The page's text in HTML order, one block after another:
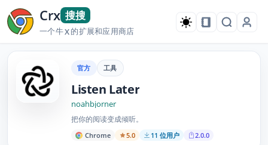
Crx 搜搜
一个牛X的扩展和应用商店
官方 工具
Listen Later
noahbjorner
把你的阅读变成倾听。
Chrome 5.0 11 位用户 2.0.0